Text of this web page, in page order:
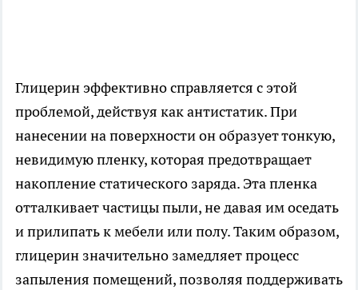
Глицерин эффективно справляется с этой
проблемой, действуя как антистатик. При
нанесении на поверхности он образует тонкую,
невидимую пленку, которая предотвращает
накопление статического заряда. Эта пленка
отталкивает частицы пыли, не давая им оседать
и прилипать к мебели или полу. Таким образом,
глицерин значительно замедляет процесс
запыления помещений, позволяя поддерживать